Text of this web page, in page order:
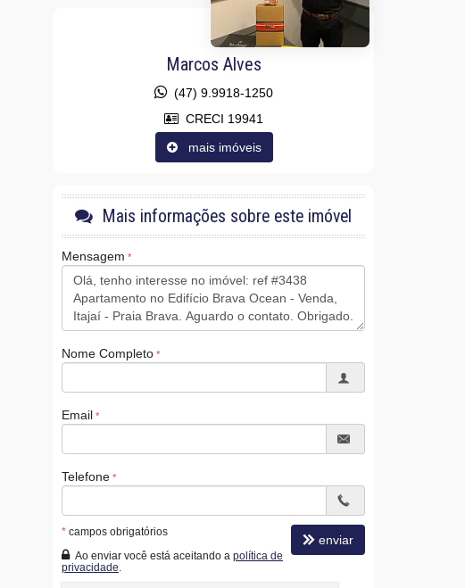
Marcos Alves
(47) 9.9918-1250
CRECI 19941
mais imóveis
Mais informações sobre este imóvel
Mensagem
Nome Completo
Email
Telefone
* campos obrigatórios
Ao enviar você está aceitando a política de
privacidade
enviar